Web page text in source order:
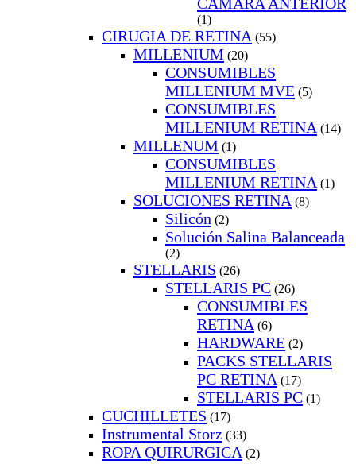
(1)
CIRUGIA DE RETINA (55)
MILLENIUM (20)
CONSUMIBLES
MILLENIUM MVE (5)
CONSUMIBLES
MILLENIUM RETINA (14)
MILLENUM (1)
CONSUMIBLES
MILLENIUM RETINA (1)
SOLUCIONES RETINA (8)
Silicón (2)
Solución Salina Balanceada
(2)
STELLARIS (26)
STELLARIS PC (26)
CONSUMIBLES
RETINA (6)
HARDWARE (2)
PACKS STELLARIS
PC RETINA (17)
STELLARIS PC (1)
CUCHILLETES (17)
Instrumental Storz (33)
ROPA QUIRURGICA (2)